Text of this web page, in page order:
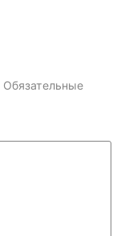
Обязательные